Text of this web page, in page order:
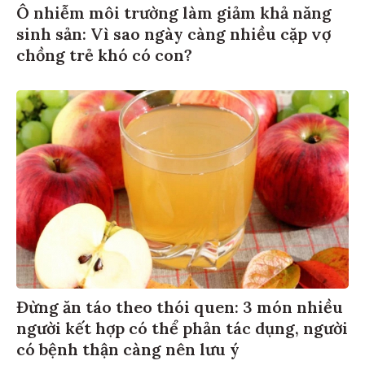
Ô nhiễm môi trường làm giảm khả năng
sinh sản: Vì sao ngày càng nhiều cặp vợ
chồng trẻ khó có con?
Đừng ăn táo theo thói quen: 3 món nhiều
người kết hợp có thể phản tác dụng, người
có bệnh thận càng nên lưu ý